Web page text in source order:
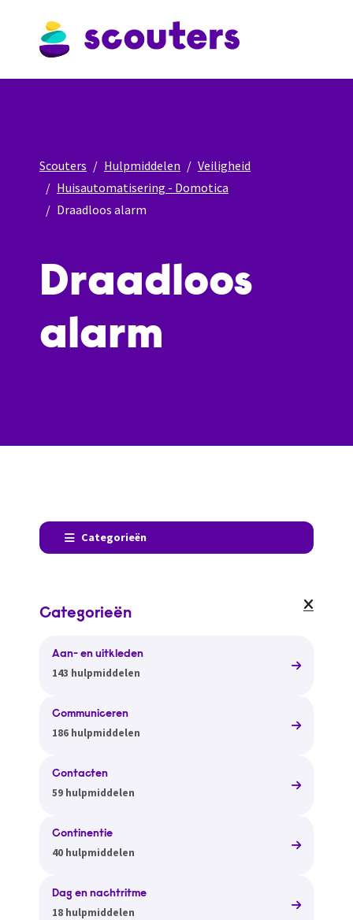
Scouters Hulpmiddelen
Veiligheid
Huisautomatisering - Domotica
Draadloos alarm
Draadloos
alarm
Categorieën
Categorieën
Aan- en uitkleden
143 hulpmiddelen
Communiceren
186 hulpmiddelen
Contacten
59 hulpmiddelen
Continentie
40 hulpmiddelen
Dag en nachtritme
18 hulpmiddelen